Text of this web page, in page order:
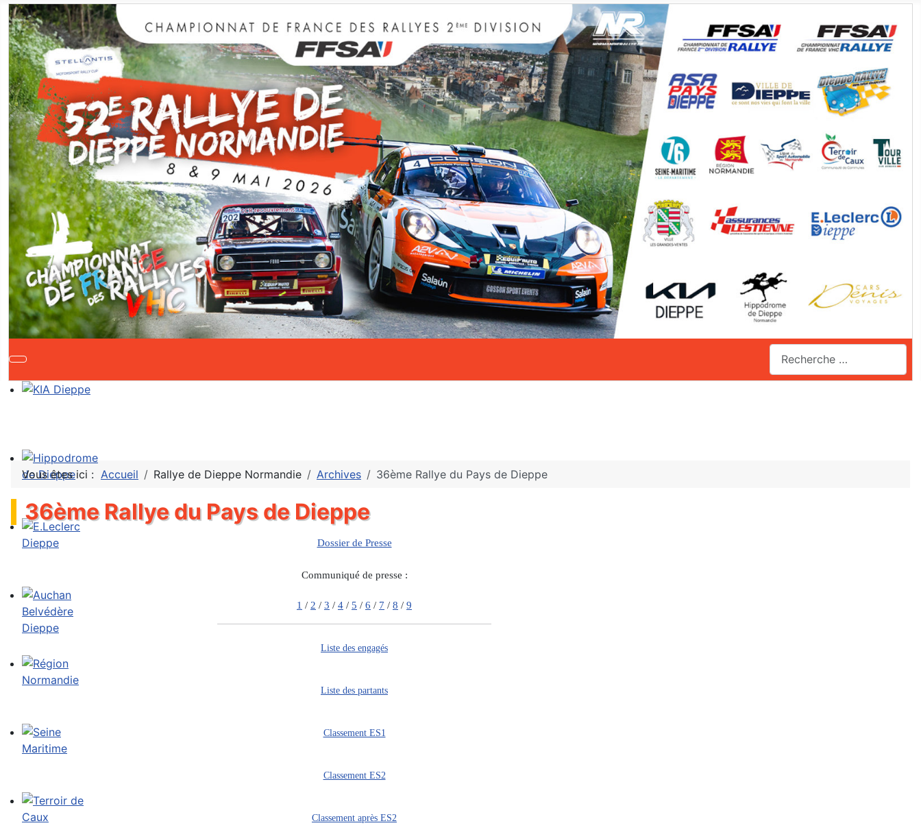
Valider
Vous êtes ici : Accueil Rallye de Dieppe Normandie Archives 36ème Rallye du Pays de Dieppe
36ème Rallye du Pays de Dieppe
Dossier de Presse
Communiqué de presse :
1 / 2 / 3 / 4 / 5 / 6 / 7 / 8 / 9
Liste des engagés
Liste des partants
Classement ES1
Classement ES2
Classement après ES2